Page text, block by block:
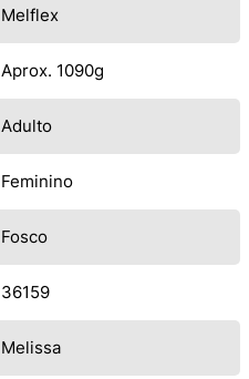
Melflex
Aprox. 1090g
Adulto
Feminino
Fosco
36159
Melissa